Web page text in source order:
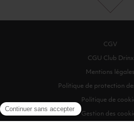
CGV
CGU Club Drinx
Mentions légales
Politique de protection
Politique de
Gestion des